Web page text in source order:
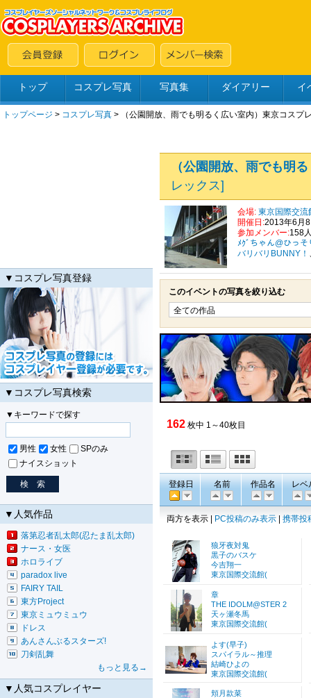
トップ コスプレ写真 写真集 ダイアリー イ
トップページ > コスプレ写真 > （公園開放、雨でも明るく広い室内）東京コスプ
▼コスプレ写真登録
▼コスプレ写真検索
▼キーワードで探す
男性 女性
SPのみ
ナイスショット
▼人気作品
落第忍者乱太郎(忍たま乱太郎)
ナース・女医
ホロライブ
paradox live
FAIRY TAIL
東方Project
東京ミュウミュウ
ドレス
あんさんぶるスターズ!
刀剣乱舞
もっと見る→
▼人気コスプレイヤー
（公園開放、雨でも明
レックス]
会場: 東京国際交流
開催日:2013年6月
参加メンバー:158
ﾒｸﾞちゃん@ひっそ
バリバリBUNNY！
このイベントの写真を絞り込む
162 枚中 1～40枚目
登録日 名前 作品名 レベ
両方を表示 | PC投稿のみ表示 携帯投
狼牙夜対鬼
黒子のバスケ
今吉翔一
東京国際交流館(
章
THE IDOLM@STER 2
天ヶ瀬冬馬
東京国際交流館(
よす(早子)
スパイラル～推理
結崎ひよの
東京国際交流館(
頬月款菜